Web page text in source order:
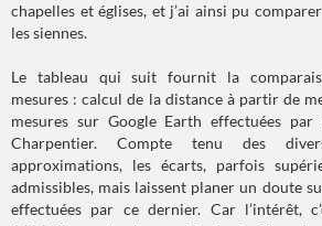
chapelles et églises, et j’ai ainsi pu
les siennes.
Le tableau qui suit fournit la
mesures : calcul de la distance à partir de
mesures sur Google Earth effectuées
Charpentier. Compte tenu des
approximations, les écarts, parfois
admissibles, mais laissent planer un doute
effectuées par ce dernier. Car l’intérêt,